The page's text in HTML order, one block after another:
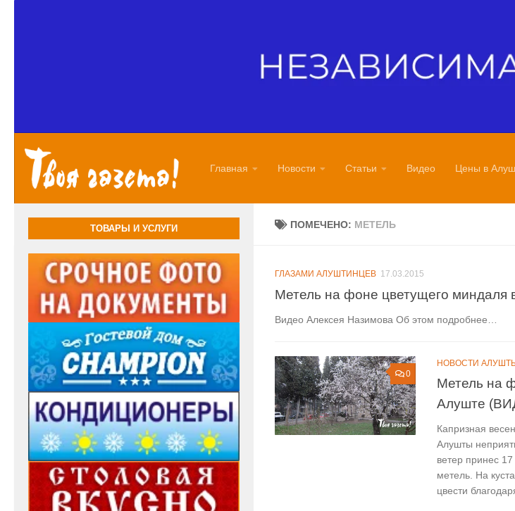
Главная Новости Статьи Видео Цены в
ПОМЕЧЕНО: МЕТЕЛЬ
ГЛАЗАМИ АЛУШТИНЦЕВ 17.03.2015
Метель на фоне цветущего
Видео Алексея Назимова Об этом подробнее…
0
НОВОСТИ
Метель на
Алуште
Капризная
Алушты
ветер принес
метель. На
цвести
ТОВАРЫ И УСЛУГИ